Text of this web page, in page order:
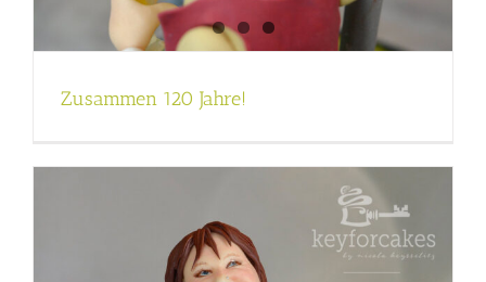
Zusammen 120 Jahre!